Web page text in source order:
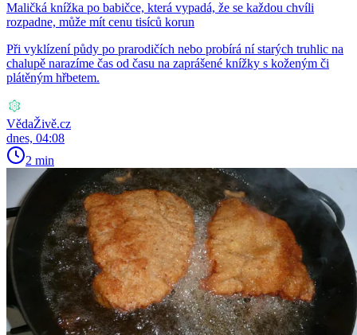
Maličká knížka po babičce, která vypadá, že se každou chvíli
rozpadne, může mít cenu tisíců korun
Při vyklízení půdy po prarodičích nebo probírá ní starých truhlic na
chalupě narazíme čas od času na zaprášené knížky s koženým či
plátěným hřbetem.
VědaŽivě.cz
dnes, 04:08
2 min